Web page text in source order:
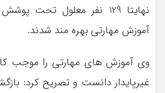
نهایتا 129 نفر معلول
آموزش مهارتی بهره مند شدند.
وی آموزش های مهارتی را موجب
غیرپایدار دانست و تصریح کرد: